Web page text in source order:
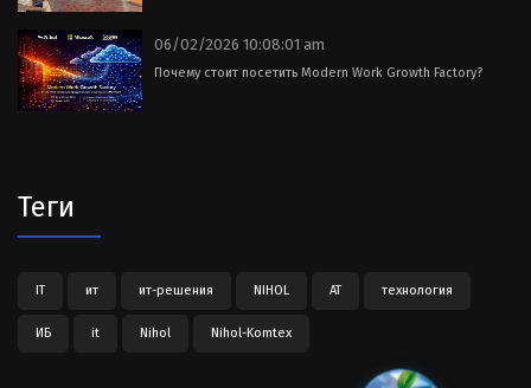
06/02/2026 10:08:01 am
Почему стоит посетить Modern Work Growth Factory?
Теги
IT ит ит-решения NIHOL АТ технология
ИБ it Nihol Nihol-Komtex